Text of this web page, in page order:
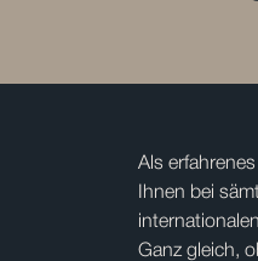
Als
Ihnen bei
Ganz gleich,